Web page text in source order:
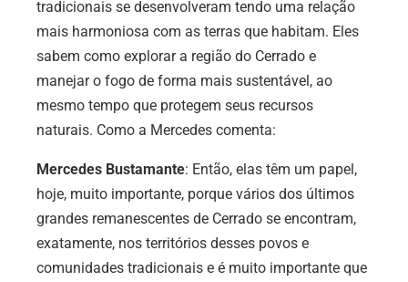
tradicionais se desenvolveram tendo uma relação
mais harmoniosa com as terras que habitam. Eles
sabem como explorar a região do Cerrado e
manejar o fogo de forma mais sustentável, ao
mesmo tempo que protegem seus recursos
naturais. Como a Mercedes comenta:
Mercedes Bustamante: Então, elas têm um papel,
hoje, muito importante, porque vários dos últimos
grandes remanescentes de Cerrado se encontram,
exatamente, nos territórios desses povos e
comunidades tradicionais e é muito importante que